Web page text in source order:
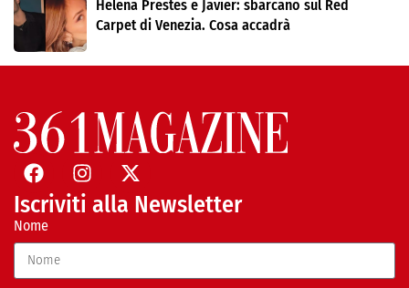
Helena Prestes e Javier: sbarcano sul Red
Carpet di Venezia. Cosa accadrà
Iscriviti alla Newsletter
Nome